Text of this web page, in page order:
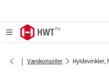
| Vægkonsoller Hyldevinkler,